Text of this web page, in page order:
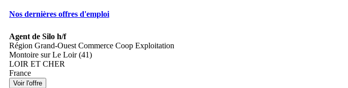
Nos dernières offres d'emploi
Agent de Silo h/f
Région Grand-Ouest Commerce Coop Exploitation
Montoire sur Le Loir (41)
LOIR ET CHER
France